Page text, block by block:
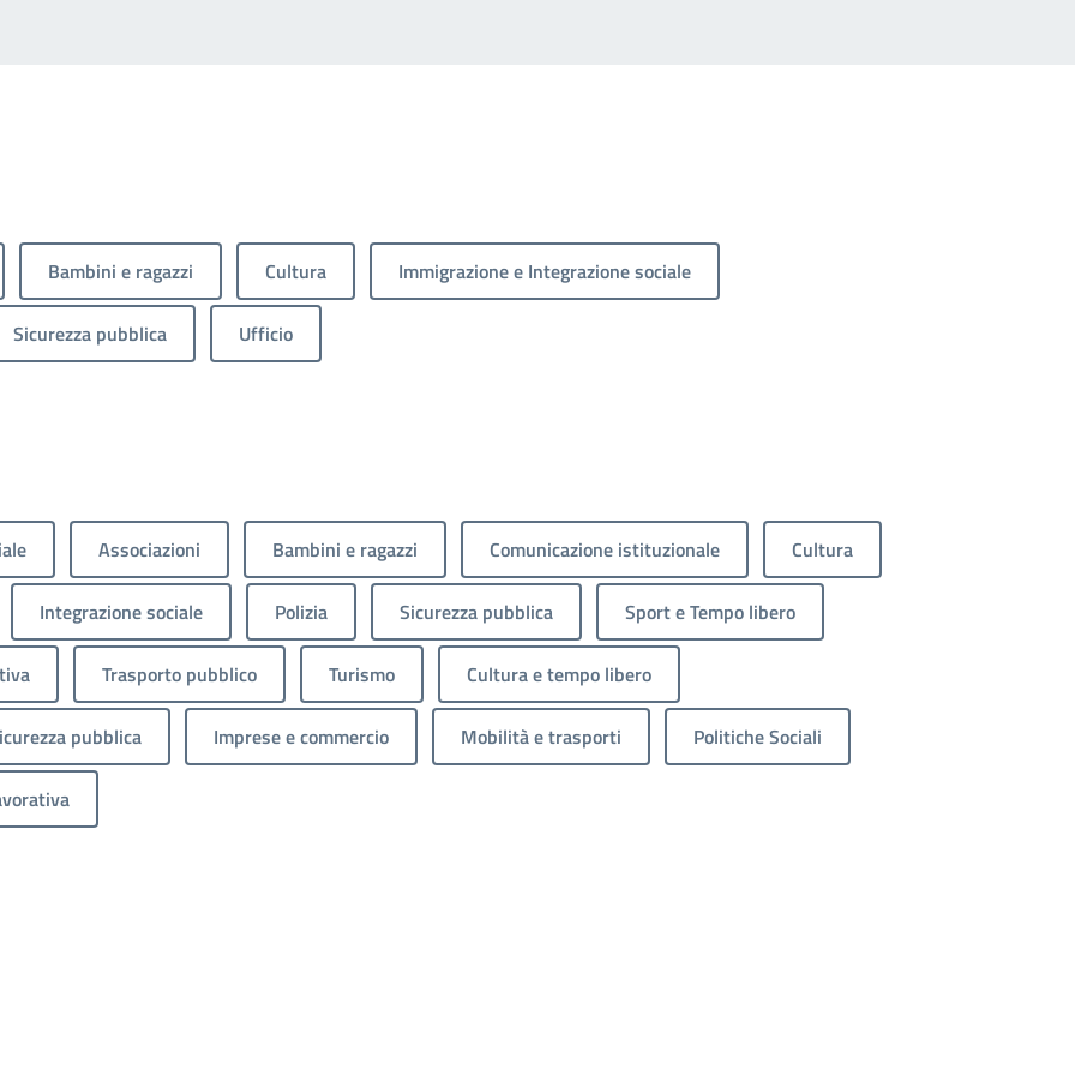
Bambini e ragazzi Cultura Immigrazione e Integrazione sociale
Sicurezza pubblica Ufficio
Associazioni Bambini e ragazzi Comunicazione istituzionale Cultura
Integrazione sociale Polizia Sicurezza pubblica Sport e Tempo libero
Trasporto pubblico Turismo Cultura e tempo libero
pubblica Imprese e commercio Mobilità e trasporti Politiche Sociali